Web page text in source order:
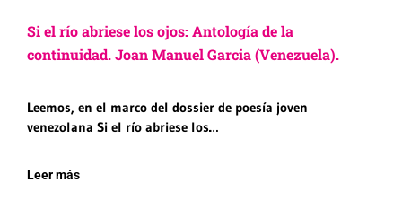
Si el río abriese los ojos: Antología de la
continuidad. Joan Manuel Garcia (Venezuela).
Leemos, en el marco del dossier de poesía joven
venezolana Si el río abriese los…
Leer más